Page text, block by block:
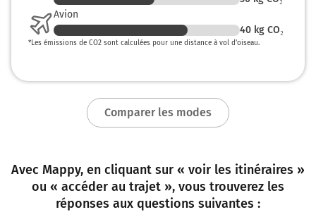
Avion
40 kg CO₂
*Les émissions de CO2 sont calculées pour une distance à vol d’oiseau.
Comparer les modes
Avec Mappy, en cliquant sur « voir les itinéraires »
ou « accéder au trajet », vous trouverez les
réponses aux questions suivantes :